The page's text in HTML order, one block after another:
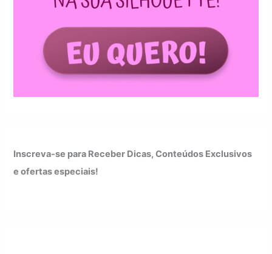
Inscreva-se para Receber Dicas, Conteúdos Exclusivos
e ofertas especiais!